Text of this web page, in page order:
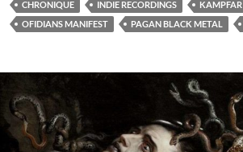
CHRONIQUE INDIE RECORDINGS
KAMPFAR
OFIDIANS MANIFEST
PAGAN BLACK METAL